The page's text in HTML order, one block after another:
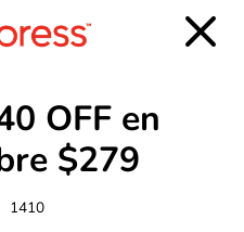
de hasta 50% OFF
OFF en
$279
1410